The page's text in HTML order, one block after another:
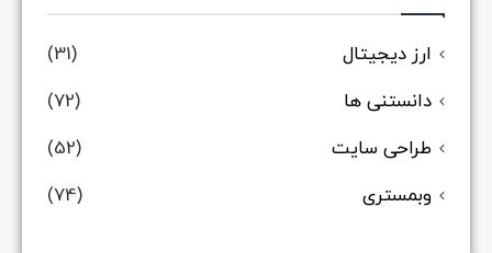
ارز دیجیتال
دانستنی ها
طراحی سایت
وبمستری